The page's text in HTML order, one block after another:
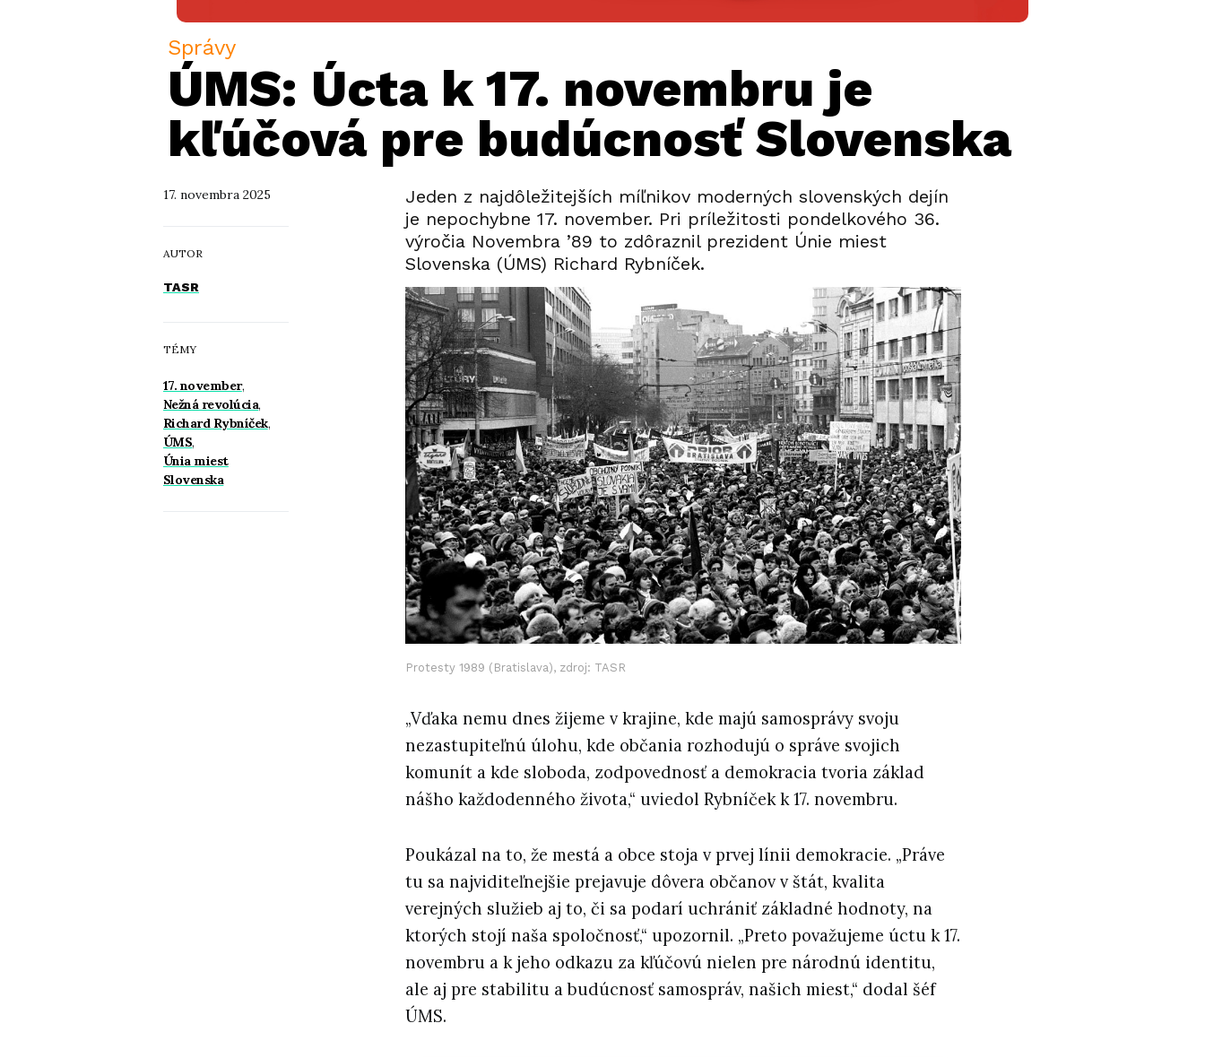
Správy
ÚMS: Úcta k 17. novembru je
kľúčová pre budúcnosť Slovenska
17. novembra 2025
AUTOR
TASR
TÉMY
17. november,
Nežná revolúcia,
Richard Rybníček,
ÚMS,
Únia miest
Slovenska
Jeden z najdôležitejších míľnikov moderných slovenských dejín
je nepochybne 17. november. Pri príležitosti pondelkového 36.
výročia Novembra ’89 to zdôraznil prezident Únie miest
Slovenska (ÚMS) Richard Rybníček.
Protesty 1989 (Bratislava), zdroj: TASR
„Vďaka nemu dnes žijeme v krajine, kde majú samosprávy svoju
nezastupiteľnú úlohu, kde občania rozhodujú o správe svojich
komunít a kde sloboda, zodpovednosť a demokracia tvoria základ
nášho každodenného života,“ uviedol Rybníček k 17. novembru.
Poukázal na to, že mestá a obce stoja v prvej línii demokracie. „Práve
tu sa najviditeľnejšie prejavuje dôvera občanov v štát, kvalita
verejných služieb aj to, či sa podarí uchrániť základné hodnoty, na
ktorých stojí naša spoločnosť,“ upozornil. „Preto považujeme úctu k 17.
novembru a k jeho odkazu za kľúčovú nielen pre národnú identitu,
ale aj pre stabilitu a budúcnosť samospráv, našich miest,“ dodal šéf
ÚMS.